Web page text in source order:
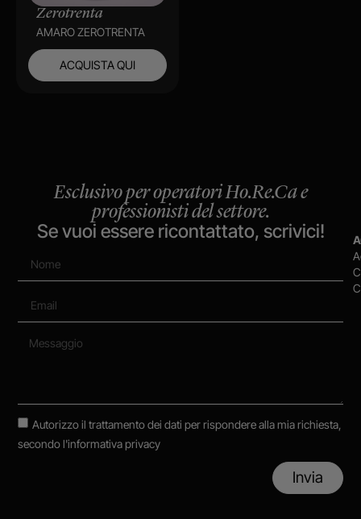
Zerotrenta
AMARO ZEROTRENTA
ACQUISTA QUI
Esclusivo per operatori Ho.Re.Ca e
professionisti del settore.
Se vuoi essere ricontattato, scrivici!
Autorizzo il trattamento dei dati per rispondere alla mia richiesta,
secondol'informativa privacy
Invia